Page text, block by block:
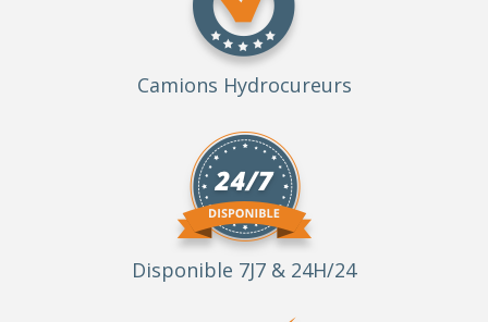
Camions Hydrocureurs
Disponible 7J7 & 24H/24